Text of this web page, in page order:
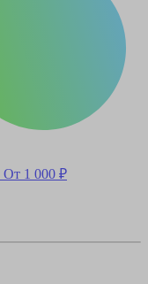
От 1 000 ₽